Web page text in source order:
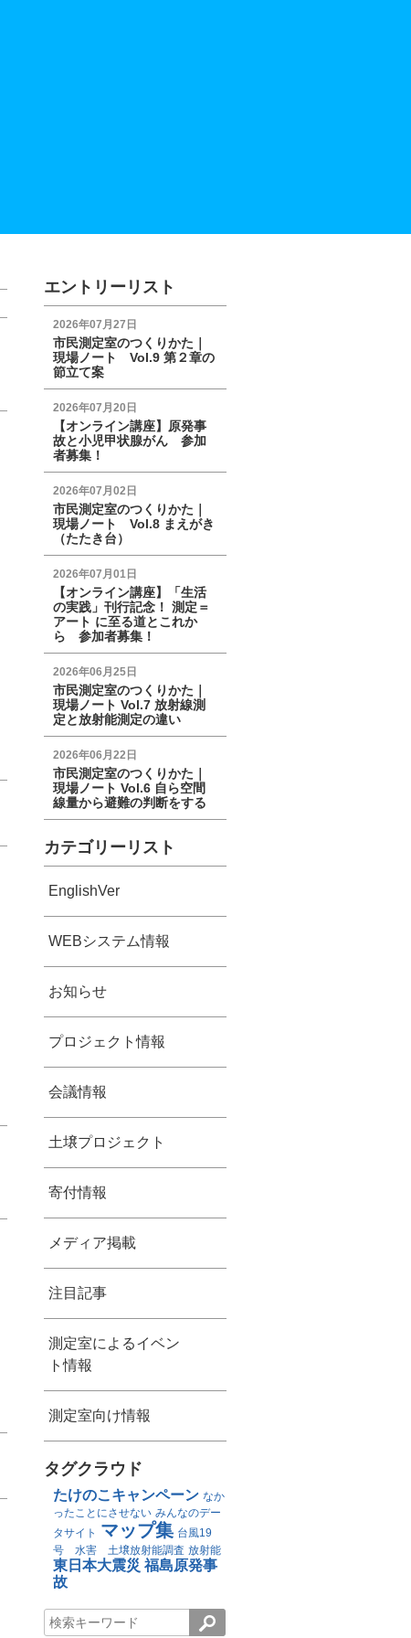
エントリーリスト
2026年07月27日
市民測定室のつくりかた｜
現場ノート Vol.9 第２章の
節立て案
2026年07月20日
【オンライン講座】原発事
故と小児甲状腺がん 参加
者募集！
2026年07月02日
市民測定室のつくりかた｜
現場ノート Vol.8 まえがき
（たたき台）
2026年07月01日
【オンライン講座】「生活
の実践」刊行記念！ 測定＝
アート に至る道とこれか
ら 参加者募集！
2026年06月25日
市民測定室のつくりかた｜
現場ノート Vol.7 放射線測
定と放射能測定の違い
2026年06月22日
市民測定室のつくりかた｜
現場ノート Vol.6 自ら空間
線量から避難の判断をする
カテゴリーリスト
EnglishVer
WEBシステム情報
お知らせ
プロジェクト情報
会議情報
土壌プロジェクト
寄付情報
メディア掲載
注目記事
測定室によるイベン
ト情報
測定室向け情報
タグクラウド
たけのこキャンペーン なか
ったことにさせない みんなのデー
タサイト マップ集 台風19
号 水害 土壌放射能調査 放射能
東日本大震災 福島原発事
故